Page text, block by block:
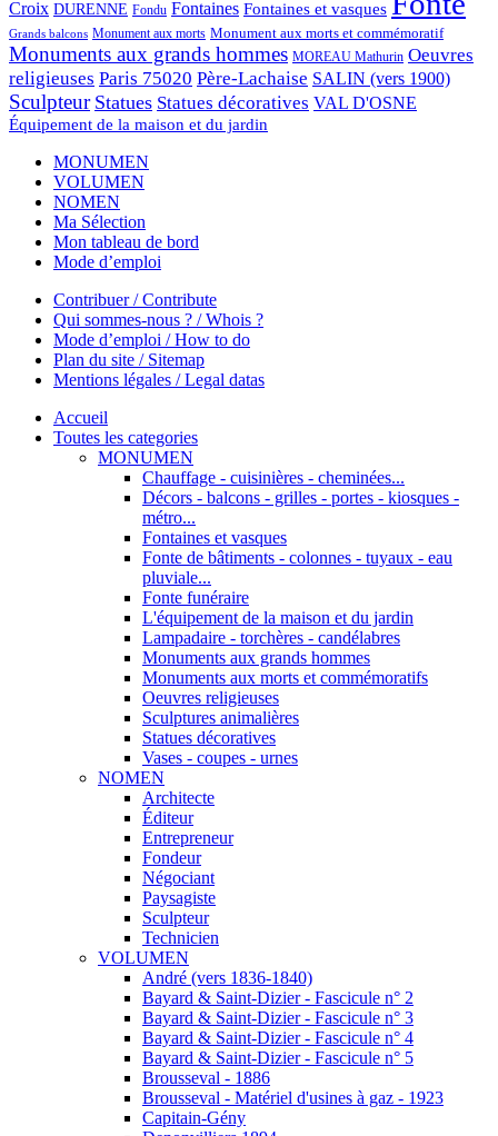
Croix DURENNE Fondu Fontaines Fontaines et vasques
Grands balcons Monument aux morts Monument aux morts et commémoratif
Monuments aux grands hommes MOREAU Mathurin Oeuvres
religieuses Paris 75020 Père-Lachaise SALIN (vers 1900)
Sculpteur Statues Statues décoratives VAL D'OSNE
Équipement de la maison et du jardin
MONUMEN
VOLUMEN
NOMEN
Ma Sélection
Mon tableau de bord
Mode d’emploi
Contribuer / Contribute
Qui sommes-nous ? / Whois ?
Mode d’emploi / How to do
Plan du site / Sitemap
Mentions légales / Legal datas
Accueil
Toutes les categories
MONUMEN
Chauffage - cuisinières - cheminées...
Décors - balcons - grilles - portes - kiosques -
métro...
Fontaines et vasques
Fonte de bâtiments - colonnes - tuyaux - eau
pluviale...
Fonte funéraire
L'équipement de la maison et du jardin
Lampadaire - torchères - candélabres
Monuments aux grands hommes
Monuments aux morts et commémoratifs
Oeuvres religieuses
Sculptures animalières
Statues décoratives
Vases - coupes - urnes
NOMEN
Architecte
Éditeur
Entrepreneur
Fondeur
Négociant
Paysagiste
Sculpteur
Technicien
VOLUMEN
André (vers 1836-1840)
Bayard & Saint-Dizier - Fascicule n° 2
Bayard & Saint-Dizier - Fascicule n° 3
Bayard & Saint-Dizier - Fascicule n° 4
Bayard & Saint-Dizier - Fascicule n° 5
Brousseval - 1886
Brousseval - Matériel d'usines à gaz - 1923
Capitain-Gény